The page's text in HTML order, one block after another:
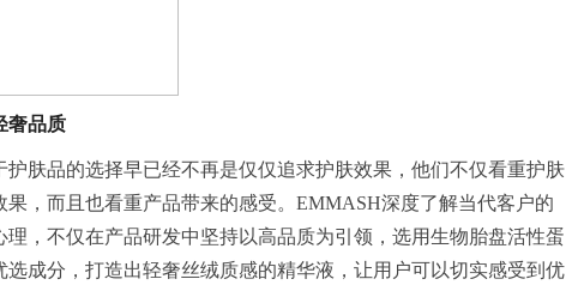
奢品质
护肤品的选择早已经不再是仅仅追求护肤效果，他们不仅看重护肤
，而且也看重产品带来的感受。EMMASH深度了解当代客户的
理，不仅在产品研发中坚持以高品质为引领，选用生物胎盘活性蛋
选成分，打造出轻奢丝绒质感的精华液，让用户可以切实感受到优